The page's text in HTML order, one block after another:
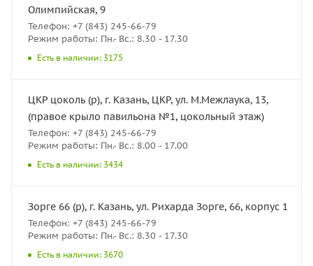
Олимпийская, 9
Телефон: +7 (843) 245-66-79
Режим работы: Пн.- Вс.: 8.30 - 17.30
Есть в наличии: 3175
ЦКР цоколь (р), г. Казань, ЦКР, ул. М.Межлаука, 13,
(правое крыло павильона №1, цокольный этаж)
Телефон: +7 (843) 245-66-79
Режим работы: Пн.- Вс.: 8.00 - 17.00
Есть в наличии: 3434
Зорге 66 (р), г. Казань, ул. Рихарда Зорге, 66, корпус 1
Телефон: +7 (843) 245-66-79
Режим работы: Пн.- Вс.: 8.30 - 17.30
Есть в наличии: 3670